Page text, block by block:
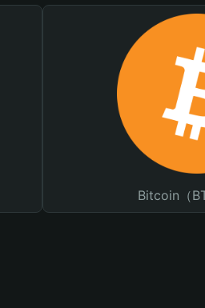
Bitcoin（